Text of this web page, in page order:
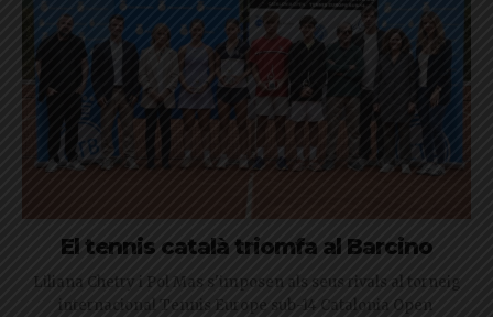
El tennis català triomfa al Barcino
Liliana Chetry i Pol Mas s'imposen als seus rivals al torneig
internacional Tennis Europe sub-14 Catalonia Open